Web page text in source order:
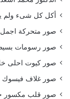
أكل كل شىء ولم
صور متحركة
صور رسومات
صور كيوت احلى
صور غلاف فيسوك
صور قلب مكسور